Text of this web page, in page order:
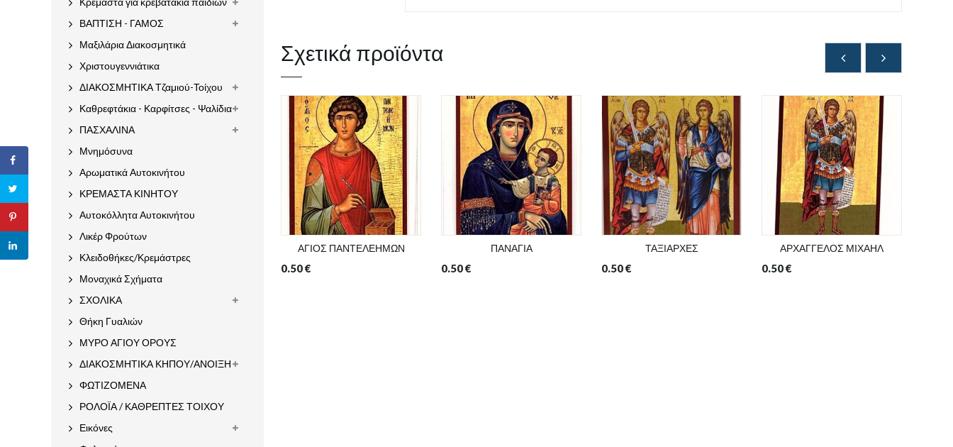
Σχετικά προϊόντα
ΑΓΙΟΣ ΠΑΝΤΕΛΕΗΜΩΝ
0.50€
ΠΑΝΑΓΙΑ
0.50€
ΤΑΞΙΑΡΧΕΣ
0.50€
ΑΡΧΑΓΓΕΛΟΣ ΜΙΧΑΗΛ
0.50€
ΒΑΠΤΙΣΗ - ΓΑΜΟΣ
Μαξιλάρια Διακοσμητικά
Χριστουγεννιάτικα
ΔΙΑΚΟΣΜΗΤΙΚΑ Τζαμιού-Τοίχου
Καθρεφτάκια - Καρφίτσες - Ψαλίδια
ΠΑΣΧΑΛΙΝΑ
Μνημόσυνα
Αρωματικά Αυτοκινήτου
ΚΡΕΜΑΣΤΑ ΚΙΝΗΤΟΥ
Αυτοκόλλητα Αυτοκινήτου
Λικέρ Φρούτων
Κλειδοθήκες/Κρεμάστρες
Μοναχικά Σχήματα
ΣΧΟΛΙΚΑ
Θήκη Γυαλιών
ΜΥΡΟ ΑΓΙΟΥ ΟΡΟΥΣ
ΔΙΑΚΟΣΜΗΤΙΚΑ ΚΗΠΟΥ/ΑΝΟΙΞΗ
ΦΩΤΙΖΟΜΕΝΑ
ΡΟΛΟΪΑ / ΚΑΘΡΕΠΤΕΣ ΤΟΙΧΟΥ
Εικόνες